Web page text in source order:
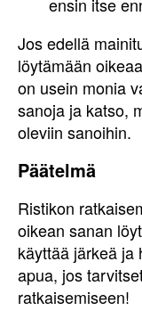
Jos edellä
löytämään
on usein monia
sanoja ja katso,
oleviin sanoihin.
Päätelmä
Ristikon
oikean sanan
käyttää järkeä ja
apua, jos
ratkaisemiseen!